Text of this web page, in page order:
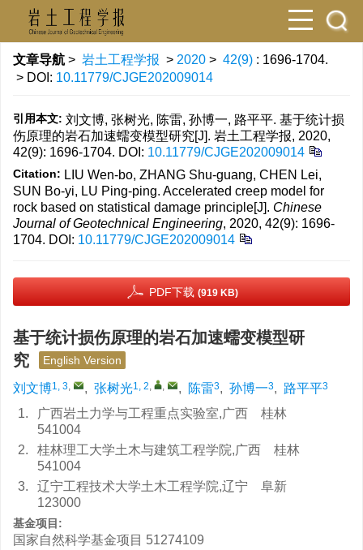
文章导航 > 岩土工程学报 > 2020 > 42(9) : 1696-1704.
> DOI: 10.11779/CJGE202009014
引用本文: 刘文博, 张树光, 陈雷, 孙博一, 路平平. 基于统计损
伤原理的岩石加速蠕变模型研究[J]. 岩土工程学报, 2020,
42(9): 1696-1704. DOI: 10.11779/CJGE202009014
Citation: LIU Wen-bo, ZHANG Shu-guang, CHEN Lei,
SUN Bo-yi, LU Ping-ping. Accelerated creep model for
rock based on statistical damage principle[J]. Chinese
Journal of Geotechnical Engineering, 2020, 42(9): 1696-
1704. DOI: 10.11779/CJGE202009014
PDF下载 (919 KB)
基于统计损伤原理的岩石加速蠕变模型研
究
English Version
刘文博1, 3, , 张树光1, 2, , , 陈雷3, 孙博一3, 路平平3
1.
广西岩土力学与工程重点实验室,广西 桂林
541004
2.
桂林理工大学土木与建筑工程学院,广西 桂林
541004
3.
辽宁工程技术大学土木工程学院,辽宁 阜新
123000
基金项目:
国家自然科学基金项目 51274109